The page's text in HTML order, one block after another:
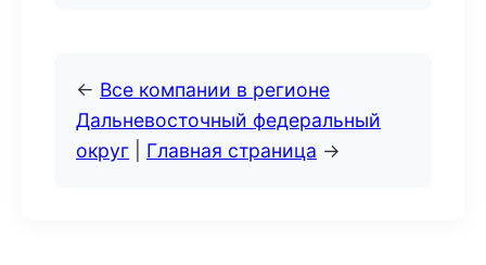
← Все компании в регионе
Дальневосточный федеральный
округ
Главная страница →